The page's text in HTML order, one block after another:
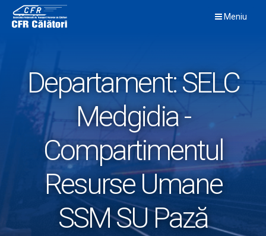
content
Meniu
Departament:SELC
Medgidia -
Compartimentul
Resurse Umane
SSM SU Pază